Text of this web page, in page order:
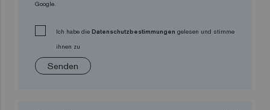
Google.
Ich habe die Datenschutzbestimmungen gelesen und stimme
ihnen zu
Senden